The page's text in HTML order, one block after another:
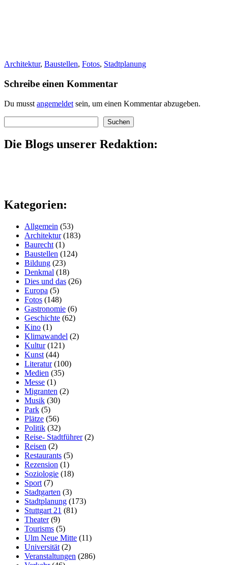
Architektur, Baustellen, Fotos, Stadtplanung
Schreibe einen Kommentar
Du musst angemeldet sein, um einen Kommentar abzugeben.
Suchen
Die Blogs unserer Redaktion:
Kategorien:
Allgemein (53)
Architektur(183)
Baurecht (1)
Baustellen (124)
Bildung (23)
Denkmal (18)
Dies und das (26)
Europa (5)
Fotos (148)
Gastronomie (6)
Geschichte (62)
Kino (1)
Klimawandel (2)
Kultur(121)
Kunst (44)
Literatur(100)
Medien (35)
Messe (1)
Migranten (2)
Musik (30)
Park (5)
Plätze (56)
Politik (32)
Reise- Stadtführer(2)
Reisen (2)
Restaurants (5)
Rezension (1)
Soziologie (18)
Sport (7)
Stadtgarten (3)
Stadtplanung (173)
Stuttgart 21 (81)
Theater(9)
Tourisms (5)
Ulm Neue Mitte (11)
Universität (2)
Veranstaltungen (286)